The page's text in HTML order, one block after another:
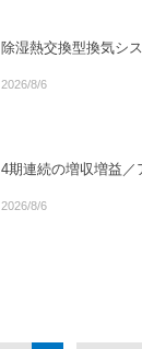
除湿熱交換型換気シ
2026/8/6
4期連続の増収増益／
2026/8/6